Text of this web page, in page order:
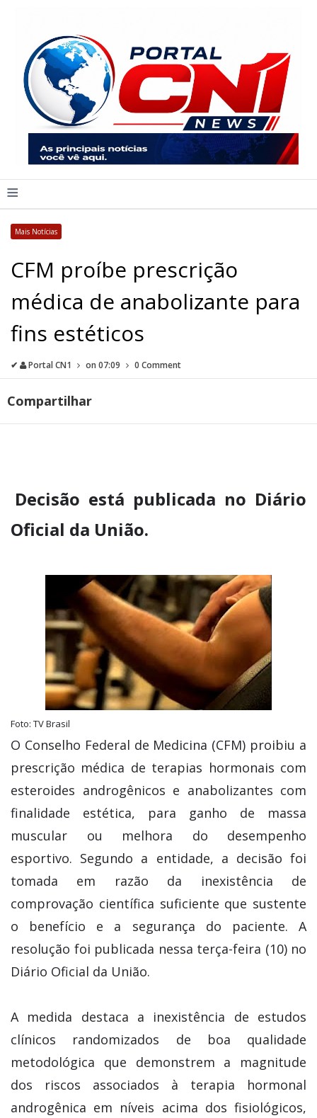
≡
Mais Notícias
CFM proíbe prescrição
médica de anabolizante para
fins estéticos
✔ Portal CN1 on 07:09 0 Comment
Compartilhar
Decisão está publicada no Diário
Oficial da União.
Foto: TV Brasil
O Conselho Federal de Medicina (CFM) proibiu a
prescrição médica de terapias hormonais com
esteroides androgênicos e anabolizantes com
finalidade estética, para ganho de massa
muscular ou melhora do desempenho
esportivo. Segundo a entidade, a decisão foi
tomada em razão da inexistência de
comprovação científica suficiente que sustente
o benefício e a segurança do paciente. A
resolução foi publicada nessa terça-feira (10) no
Diário Oficial da União.
A medida destaca a inexistência de estudos
clínicos randomizados de boa qualidade
metodológica que demonstrem a magnitude
dos riscos associados à terapia hormonal
androgênica em níveis acima dos fisiológicos,